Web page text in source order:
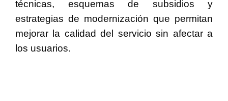
técnicas, esquemas de subsidios y
estrategias de modernización que permitan
mejorar la calidad del servicio sin afectar a
los usuarios.